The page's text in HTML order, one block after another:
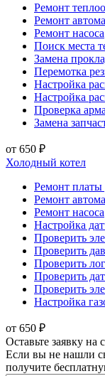
Ремонт
Ремонт
Ремонт насоса
Поиск места
Замена
Перемотка
Настройка
Настройка
Проверка
Замена
от 650 ₽
Холодный котел
Ремонт платы
Ремонт
Ремонт насоса
Настройка
Проверить
Проверить
Проверить
Проверить
Проверить
Настройка
от 650 ₽
Оставьте заявку
Если вы не нашли
получите